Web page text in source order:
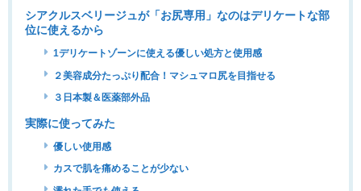
シアクルスベリージュが「お尻専用」なのはデリケートな部
位に使えるから
1デリケートゾーンに使える優しい処方と使用感
２美容成分たっぷり配合！マシュマロ尻を目指せる
３日本製＆医薬部外品
実際に使ってみた
優しい使用感
カスで肌を痛めることが少ない